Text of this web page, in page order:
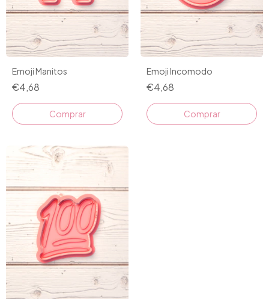
Emoji Manitos
€4,68
Comprar
Emoji Incomodo
€4,68
Comprar